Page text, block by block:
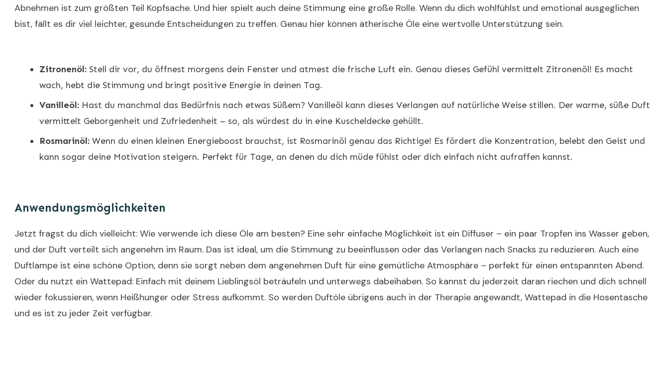
Abnehmen ist zum größten Teil Kopfsache. Und hier spielt auch deine Stimmung eine große Rolle. Wenn du dich wohlfühlst und emotional ausgeglichen
bist, fällt es dir viel leichter, gesunde Entscheidungen zu treffen. Genau hier können ätherische Öle eine wertvolle Unterstützung sein.
Zitronenöl: Stell dir vor, du öffnest morgens dein Fenster und atmest die frische Luft ein. Genau dieses Gefühl vermittelt Zitronenöl! Es macht
wach, hebt die Stimmung und bringt positive Energie in deinen Tag.
Vanilleöl: Hast du manchmal das Bedürfnis nach etwas Süßem? Vanilleöl kann dieses Verlangen auf natürliche Weise stillen. Der warme, süße Duft
vermittelt Geborgenheit und Zufriedenheit – so, als würdest du in eine Kuscheldecke gehüllt.
Rosmarinöl: Wenn du einen kleinen Energieboost brauchst, ist Rosmarinöl genau das Richtige! Es fördert die Konzentration, belebt den Geist und
kann sogar deine Motivation steigern. Perfekt für Tage, an denen du dich müde fühlst oder dich einfach nicht aufraffen kannst.
Anwendungsmöglichkeiten
Jetzt fragst du dich vielleicht: Wie verwende ich diese Öle am besten? Eine sehr einfache Möglichkeit ist ein Diffuser – ein paar Tropfen ins Wasser geben,
und der Duft verteilt sich angenehm im Raum. Das ist ideal, um die Stimmung zu beeinflussen oder das Verlangen nach Snacks zu reduzieren. Auch eine
Duftlampe ist eine schöne Option, denn sie sorgt neben dem angenehmen Duft für eine gemütliche Atmosphäre – perfekt für einen entspannten Abend.
Oder du nutzt ein Wattepad: Einfach mit deinem Lieblingsöl beträufeln und unterwegs dabeihaben. So kannst du jederzeit daran riechen und dich schnell
wieder fokussieren, wenn Heißhunger oder Stress aufkommt. So werden Duftöle übrigens auch in der Therapie angewandt, Wattepad in die Hosentasche
und es ist zu jeder Zeit verfügbar.